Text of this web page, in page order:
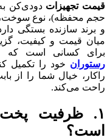
قیمت تجهیزات دودی‌کن
حجم محفظه)، نوع سوخت،
و برند سازنده بستگی
میان قیمت و کیفیت،
برای کسانی است که
رستوران خود را تکمیل
راکار، خیال شما را از
راحت می‌کند.
است؟